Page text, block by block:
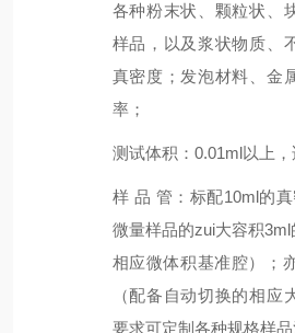
各种粉末状、颗粒状、
样品，以及浆状物质、
真密度；发泡材料、金
率；
测试体积 ： 0.01ml以上，
样 品 管 ： 标配10ml的
微量样品的zui大容积
相应微体积基准腔）；
（配备自动切换的相应
要求可定制各种规格样品